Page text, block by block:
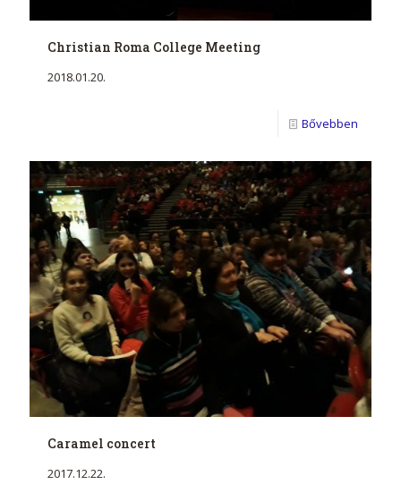
Christian Roma College Meeting
2018.01.20.
Bővebben
Caramel concert
2017.12.22.